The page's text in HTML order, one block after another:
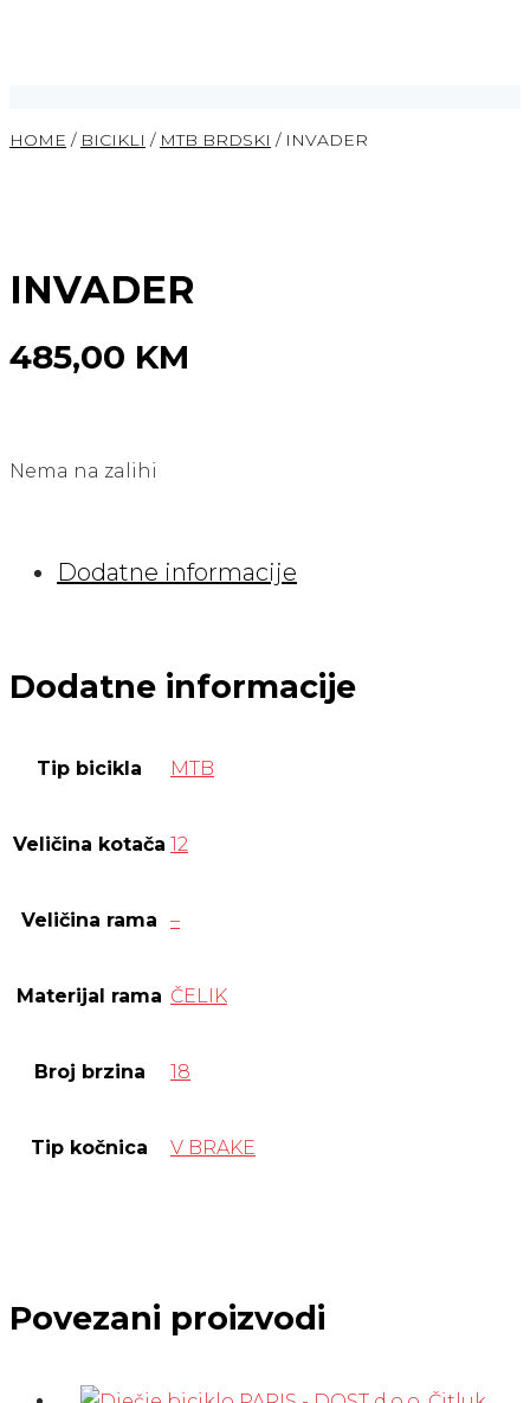
HOME / BICIKLI / MTB BRDSKI / INVADER
INVADER
485,00 KM
Nema na zalihi
Dodatne informacije
Dodatne informacije
Tip bicikla MTB
Veličina kotača 12
Veličina rama –
Materijal rama ČELIK
Broj brzina 18
Tip kočnica V BRAKE
Povezani proizvodi